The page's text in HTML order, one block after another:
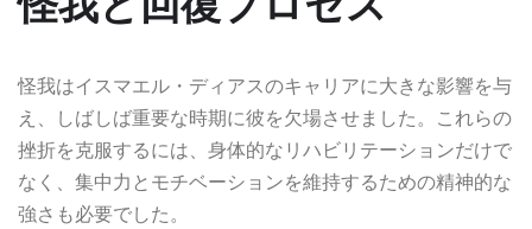
怪我はイスマエル・ディアスのキャリアに大きな影響を与
え、しばしば重要な時期に彼を欠場させました。これらの
挫折を克服するには、身体的なリハビリテーションだけで
なく、集中力とモチベーションを維持するための精神的な
強さも必要でした。